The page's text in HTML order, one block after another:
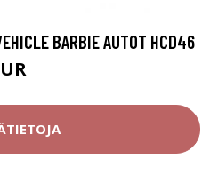
BARBIE AUTOT HCD46